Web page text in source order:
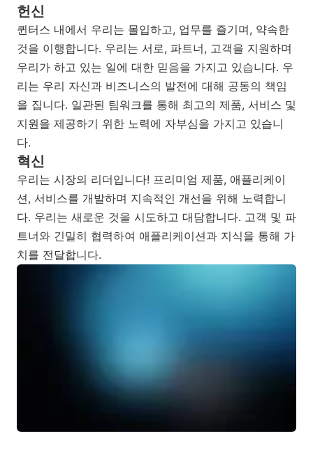
헌신
퀸터스 내에서 우리는 몰입하고, 업무를 즐기며, 약속한
것을 이행합니다. 우리는 서로, 파트너, 고객을 지원하며
우리가 하고 있는 일에 대한 믿음을 가지고 있습니다. 우
리는 우리 자신과 비즈니스의 발전에 대해 공동의 책임
을 집니다. 일관된 팀워크를 통해 최고의 제품, 서비스 및
지원을 제공하기 위한 노력에 자부심을 가지고 있습니
다.
혁신
우리는 시장의 리더입니다! 프리미엄 제품, 애플리케이
션, 서비스를 개발하며 지속적인 개선을 위해 노력합니
다. 우리는 새로운 것을 시도하고 대담합니다. 고객 및 파
트너와 긴밀히 협력하여 애플리케이션과 지식을 통해 가
치를 전달합니다.